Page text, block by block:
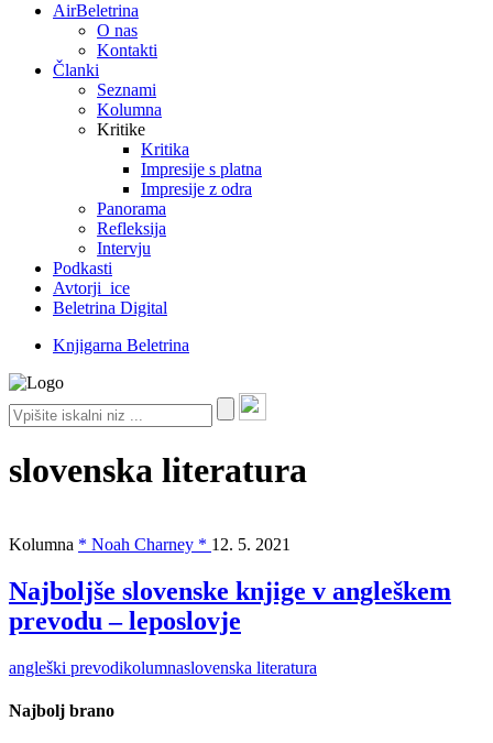
AirBeletrina
O nas
Kontakti
Članki
Seznami
Kolumna
Kritike
Kritika
Impresije s platna
Impresije z odra
Panorama
Refleksija
Intervju
Podkasti
Avtorji_ice
Beletrina Digital
Knjigarna Beletrina
slovenska literatura
Kolumna * Noah Charney * 12. 5. 2021
Najboljše slovenske knjige v angleškem
prevodu – leposlovje
angleški prevodikolumnaslovenska literatura
Najbolj brano